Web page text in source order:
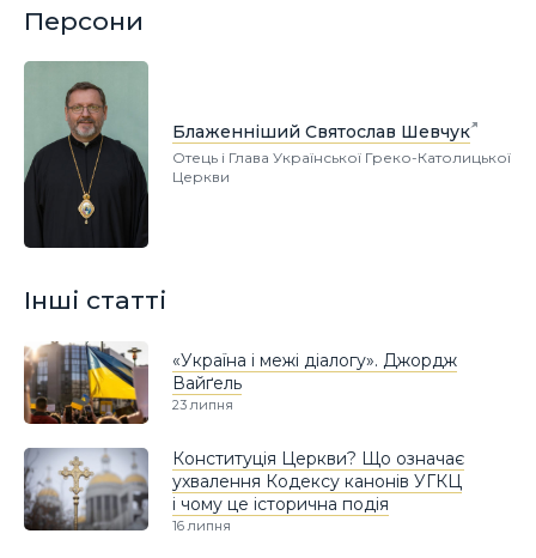
Персони
Блаженніший Святослав Шевчук
Отець і Глава Української Греко-Католицької
Церкви
Інші статті
«Україна і межі діалогу». Джордж
Вайґель
23 липня
Конституція Церкви? Що означає
ухвалення Кодексу канонів УГКЦ
і чому це історична подія
16 липня